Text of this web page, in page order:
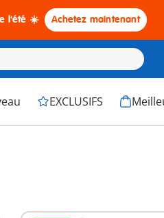
l'été ☀️ Achetez maintenant
EXCLUSIFS